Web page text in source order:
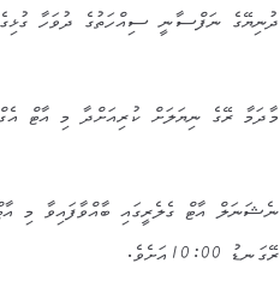
ދުނިޔޭގެ ނަފްސާނީ ސިއްހަތުގެ ދުވަހާ
މާދަމާ ރޭގެ ނިޔަލަށް ކުރިއަށްދާ މި އާޓް އެގްޒެބިޝަންގައި ޖުމްލަ
ރޭގަނޑު 10:00އަށެވެ.